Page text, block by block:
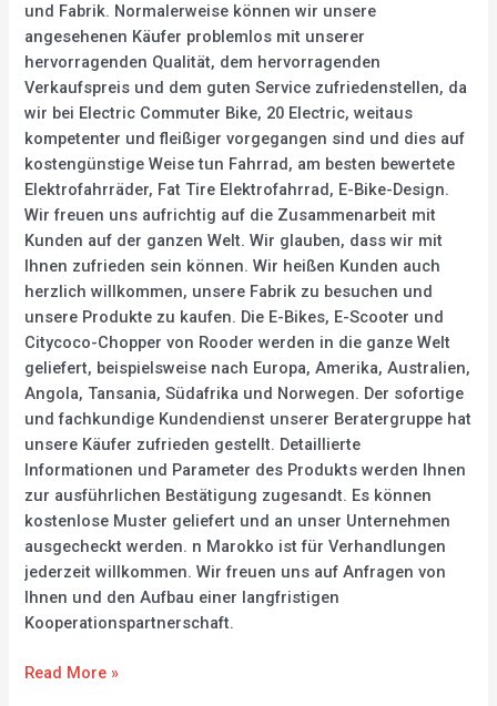
und Fabrik. Normalerweise können wir unsere
angesehenen Käufer problemlos mit unserer
hervorragenden Qualität, dem hervorragenden
Verkaufspreis und dem guten Service zufriedenstellen, da
wir bei Electric Commuter Bike, 20 Electric, weitaus
kompetenter und fleißiger vorgegangen sind und dies auf
kostengünstige Weise tun Fahrrad, am besten bewertete
Elektrofahrräder, Fat Tire Elektrofahrrad, E-Bike-Design.
Wir freuen uns aufrichtig auf die Zusammenarbeit mit
Kunden auf der ganzen Welt. Wir glauben, dass wir mit
Ihnen zufrieden sein können. Wir heißen Kunden auch
herzlich willkommen, unsere Fabrik zu besuchen und
unsere Produkte zu kaufen. Die E-Bikes, E-Scooter und
Citycoco-Chopper von Rooder werden in die ganze Welt
geliefert, beispielsweise nach Europa, Amerika, Australien,
Angola, Tansania, Südafrika und Norwegen. Der sofortige
und fachkundige Kundendienst unserer Beratergruppe hat
unsere Käufer zufrieden gestellt. Detaillierte
Informationen und Parameter des Produkts werden Ihnen
zur ausführlichen Bestätigung zugesandt. Es können
kostenlose Muster geliefert und an unser Unternehmen
ausgecheckt werden. n Marokko ist für Verhandlungen
jederzeit willkommen. Wir freuen uns auf Anfragen von
Ihnen und den Aufbau einer langfristigen
Kooperationspartnerschaft.
Read More »